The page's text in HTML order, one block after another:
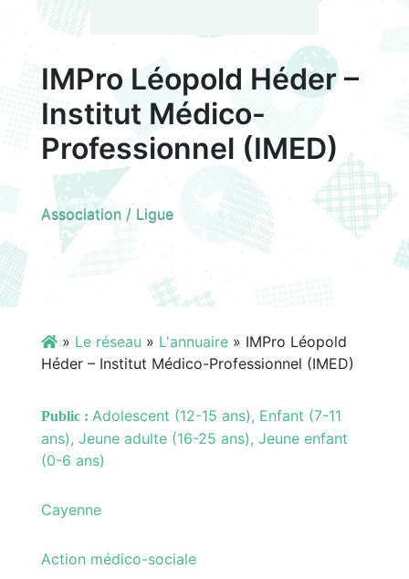
IMPro Léopold Héder –
Institut Médico-
Professionnel (IMED)
Association / Ligue
» Le réseau » L'annuaire» IMPro Léopold
Héder – Institut Médico-Professionnel (IMED)
Public : Adolescent (12-15 ans), Enfant (7-11
ans), Jeune adulte (16-25 ans), Jeune enfant
(0-6 ans)
Cayenne
Action médico-sociale